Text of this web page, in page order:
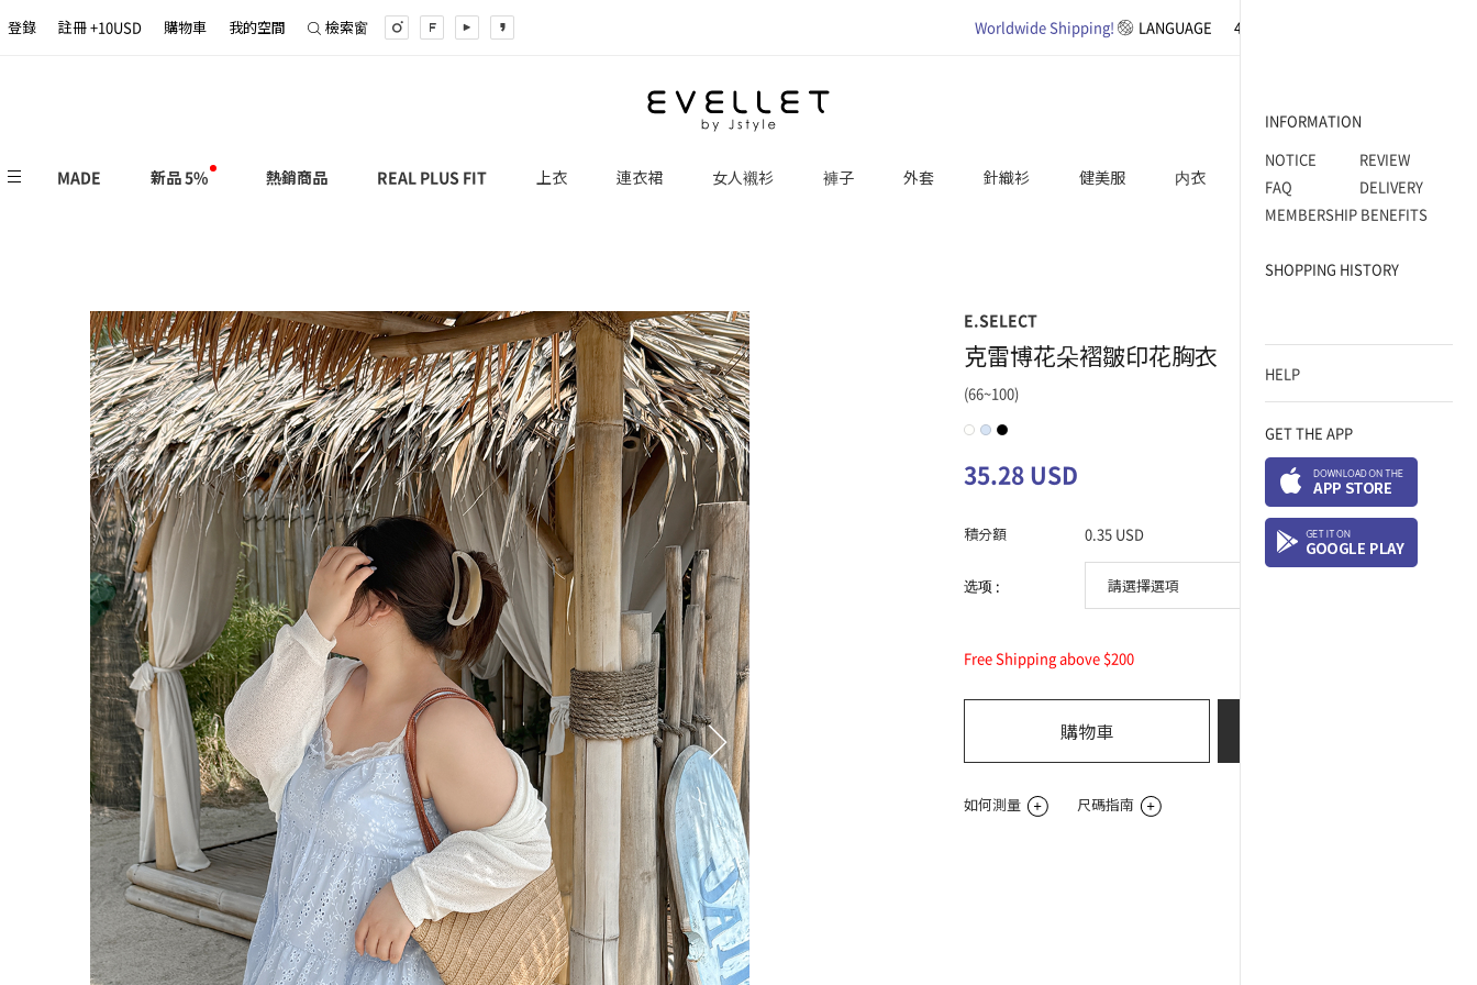
INFORMATION
NOTICE
REVIEW
FAQ
DELIVERY
MEMBERSHIP BENEFITS
SHOPPING HISTORY
HELP
GET THE APP
登錄 註冊 +10USD 購物車 我的空間 檢索窗 Worldwide Shipping! LANGUAGE 4XL SIZE
MADE 新品 5% 熱銷商品 REAL PLUS FIT 上衣 連衣裙 女人襯衫 褲子 外套 針織衫 健美服 内衣 ACCESSORY
E.SELECT
克雷博花朵褶皺印花胸衣
(66~100)
35.28 USD
積分額 0.35 USD
选项 :
Free Shipping above $200
購物車
如何測量 尺碼指南